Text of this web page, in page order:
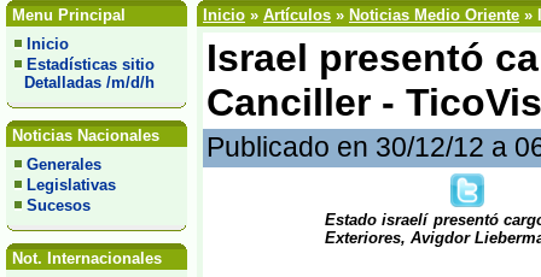
Menu Principal
Inicio
Estadísticas sitio
Detalladas /m/d/h
Noticias Nacionales
Generales
Legislativas
Sucesos
Not. Internacionales
Inicio » Artículos » Noticias Medio Oriente »
Israel presentó
Canciller -
Publicado en 30/12/12 a
Estado israelí presentó
Exteriores, Avigdor